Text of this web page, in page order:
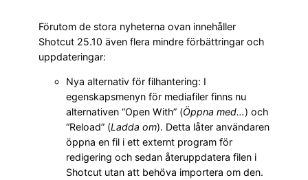
Förutom de stora nyheterna ovan innehåller
Shotcut 25.10 även flera mindre förbättringar och
uppdateringar:
Nya alternativ för filhantering: I
egenskapsmenyn för mediafiler finns nu
alternativen “Open With” (Öppna med…) och
“Reload” (Ladda om). Detta låter användaren
öppna en fil i ett externt program för
redigering och sedan återuppdatera filen i
Shotcut utan att behöva importera om den.